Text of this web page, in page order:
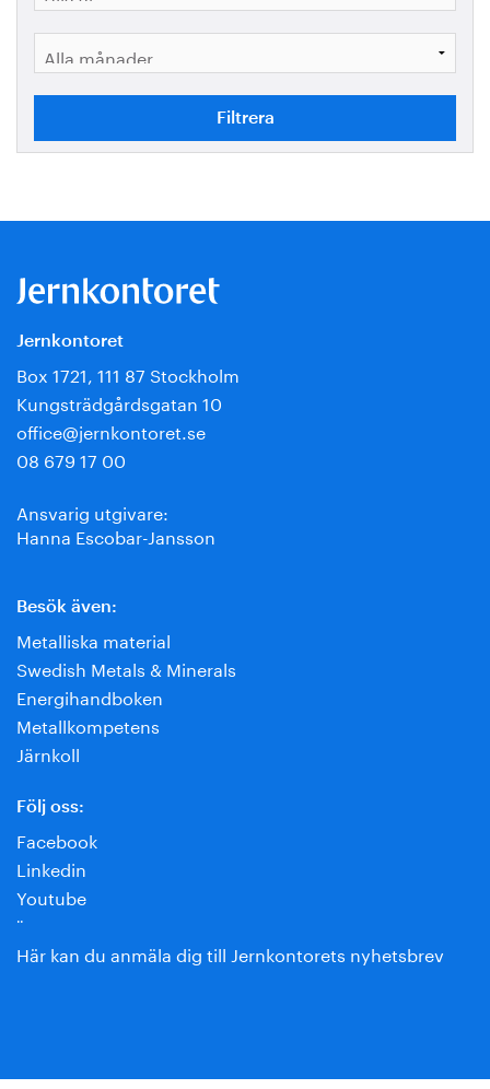
Jernkontoret
Box 1721, 111 87 Stockholm
Kungsträdgårdsgatan 10
office@jernkontoret.se
08 679 17 00
Ansvarig utgivare:
Hanna Escobar-Jansson
Besök även:
Metalliska material
Swedish Metals & Minerals
Energihandboken
Metallkompetens
Järnkoll
Följ oss:
Facebook
Linkedin
Youtube
¨
Här kan du anmäla dig till Jernkontorets nyhetsbrev